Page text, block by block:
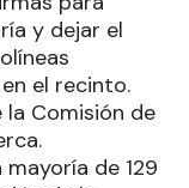
y dejar el
el recinto.
la Comisión de
de 129